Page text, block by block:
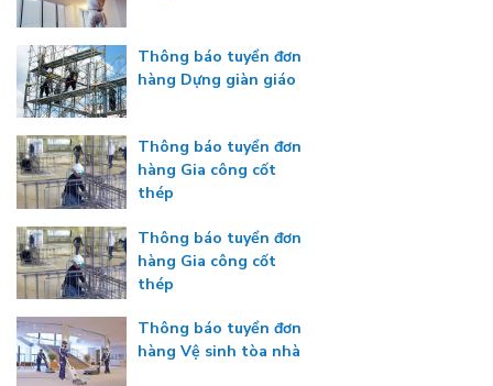
Thông báo tuyển đơn
hàng Dựng giàn giáo
Thông báo tuyển đơn
hàng Gia công cốt
thép
Thông báo tuyển đơn
hàng Gia công cốt
thép
Thông báo tuyển đơn
hàng Vệ sinh tòa nhà